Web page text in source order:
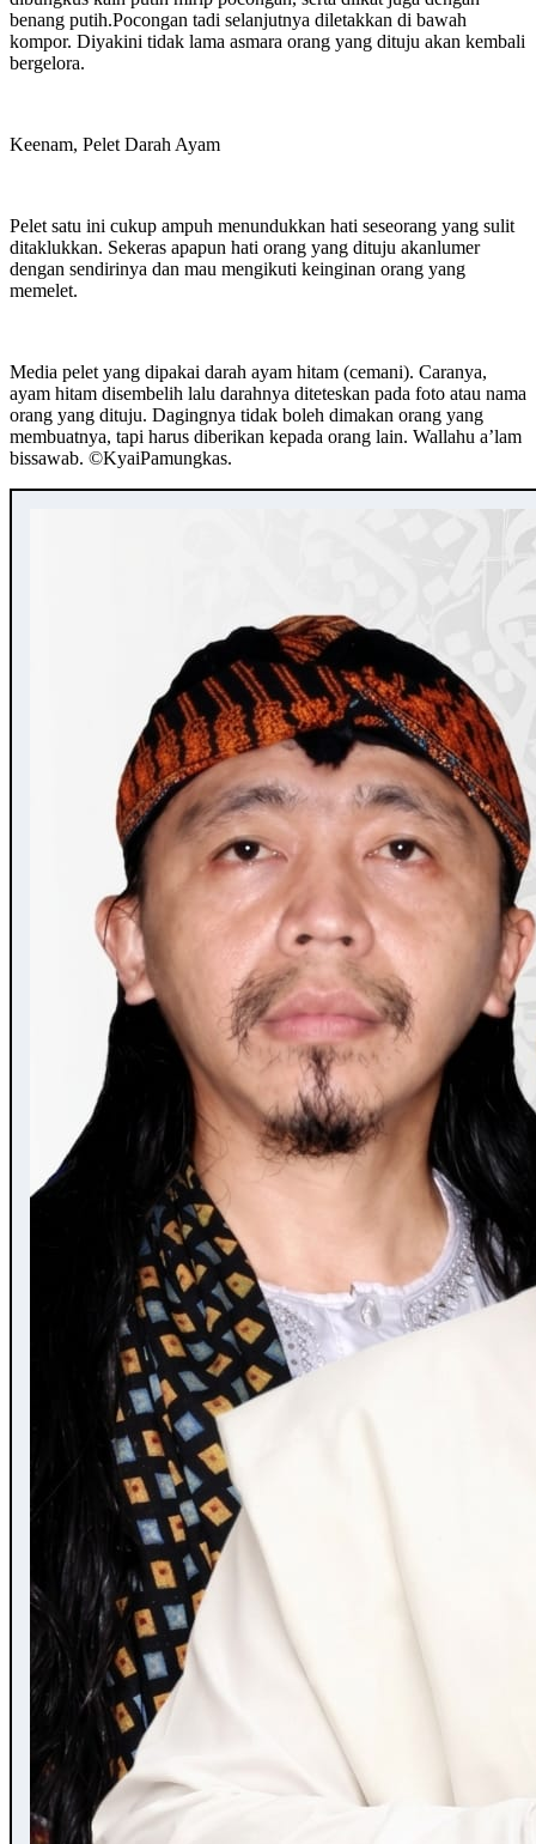
benang putih.Pocongan tadi selanjutnya diletakkan di bawah
kompor. Diyakini tidak lama asmara orang yang dituju akan kembali
bergelora.
Keenam, Pelet Darah Ayam
Pelet satu ini cukup ampuh menundukkan hati seseorang yang sulit
ditaklukkan. Sekeras apapun hati orang yang dituju akanlumer
dengan sendirinya dan mau mengikuti keinginan orang yang
memelet.
Media pelet yang dipakai darah ayam hitam (cemani). Caranya,
ayam hitam disembelih lalu darahnya diteteskan pada foto atau nama
orang yang dituju. Dagingnya tidak boleh dimakan orang yang
membuatnya, tapi harus diberikan kepada orang lain. Wallahu a’lam
bissawab. ©️KyaiPamungkas.